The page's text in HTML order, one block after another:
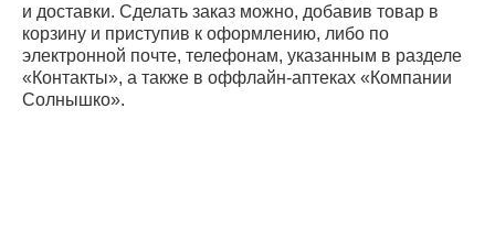
и доставки. Сделать заказ можно, добавив товар в
корзину и приступив к оформлению, либо по
электронной почте, телефонам, указанным в разделе
«Контакты», а также в оффлайн-аптеках «Компании
Солнышко».